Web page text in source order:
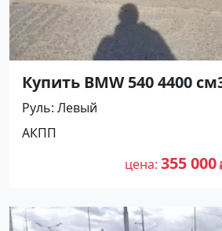
Купить BMW 540 4400
л.с.) Бензин инжектор в
цвет Серебристый
по цене 355000 рублей,
№25117 на сайте
Руль Левый
АКПП
цена 355 000